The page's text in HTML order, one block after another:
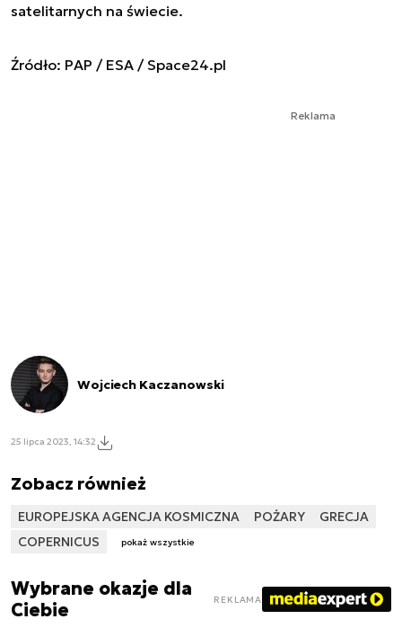
satelitarnych na świecie.
Źródło: PAP / ESA / Space24.pl
Reklama
Wojciech Kaczanowski
25 lipca 2023, 14:32
Zobacz również
EUROPEJSKA AGENCJA KOSMICZNA POŻARY
GRECJA
COPERNICUS
pokaż wszystkie
Wybrane okazje dla
Ciebie
REKLAMA